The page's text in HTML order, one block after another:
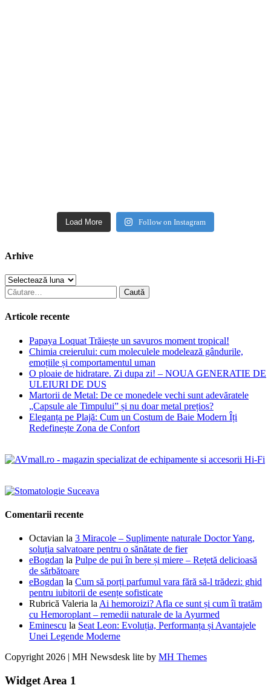
Load More Follow on Instagram
Arhive
Arhive
Caută
după:
Articole recente
Papaya Loquat Trăiește un savuros moment tropical!
Chimia creierului: cum moleculele modelează gândurile,
emoțiile și comportamentul uman
O ploaie de hidratare. Zi dupa zi! – NOUA GENERATIE DE
ULEIURI DE DUS
Martorii de Metal: De ce monedele vechi sunt adevăratele
„Capsule ale Timpului” și nu doar metal prețios?
Eleganța pe Plajă: Cum un Costum de Baie Modern Îți
Redefinește Zona de Confort
Comentarii recente
Octavian la 3 Miracole – Suplimente naturale Doctor Yang,
soluția salvatoare pentru o sănătate de fier
eBogdan la Pulpe de pui în bere și miere – Rețetă delicioasă
de sărbătoare
eBogdan la Cum să porți parfumul vara fără să-l trădezi: ghid
pentru iubitorii de esențe sofisticate
Rubrică Valeria la Ai hemoroizi? Afla ce sunt și cum îi tratăm
cu Hemoroplant – remedii naturale de la Ayurmed
Eminescu la Seat Leon: Evoluția, Performanța și Avantajele
Unei Legende Moderne
Copyright 2026 | MH Newsdesk lite by MH Themes
Widget Area 1